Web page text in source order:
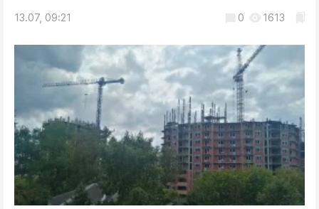
13.07, 09:21 0 1613